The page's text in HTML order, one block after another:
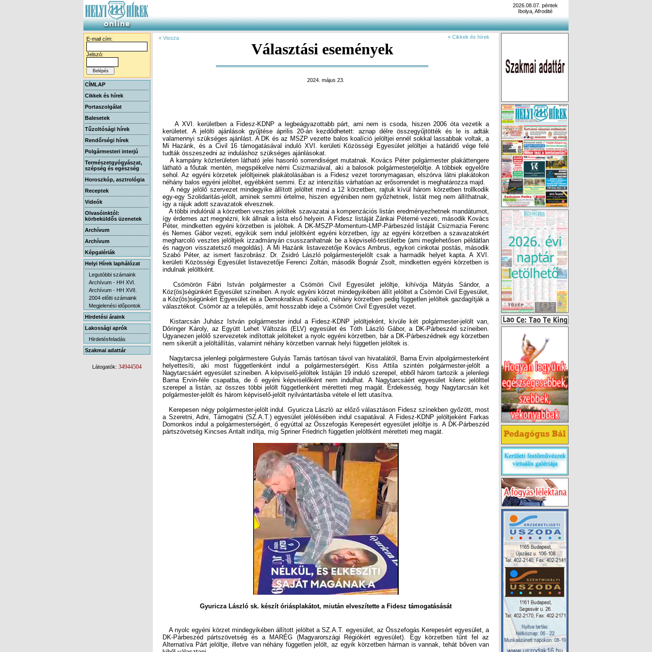
2026.08.07. péntek
Ibolya, Afrodité
E-mail cím:
Jelszó:
CÍMLAP
Cikkek és hírek
Portaszolgálat
Balesetek
Tűzoltósági hírek
Rendőrségi hírek
Polgármesteri interjú
Természetgyógyászat,
szépség és egészség
Horoszkóp, asztrológia
Receptek
Videók
Olvasóinktól:
körbeküldős üzenetek
Archívum
Archívum
Képgalériák
Helyi Hírek laphálózat
Legutóbbi számaink
Archívum - HH XVI.
Archívum - HH XVII.
2004 előtti számaink
Megjelenési időpontok
Hirdetési áraink
Lakossági aprók
Hirdetésfeladás
Szakmai adattár
Látogatók: 34944504
« Vissza
Választási események
« Cikkek és hírek
2024. május 23.
A XVI. kerületben a Fidesz-KDNP a leg­beágyazottabb párt, ami nem is csoda, hiszen 2006 óta vezetik a
kerületet. A jelölti ajánlások gyűjtése április 20-án kezdődhetett: aznap délre összegyűjtötték és le is adták
valamennyi szükséges ajánlást. A DK és az MSZP vezette balos koalíció jelöltjei ennél sokkal lassabbak voltak, a
Mi Hazánk, és a Civil 16 támogatásával induló XVI. kerületi Közösségi Egyesület jelöltjei a határidő vége felé
tudták összeszedni az induláshoz szükséges ajánlásokat.
A kampány közterületen látható jelei hasonló sorrendiséget mutatnak. Kovács Péter polgármester plakáttengere
látható a főutak mentén, megspékelve némi Csizmaziával, aki a balosok polgármesterjelöltje. A többiek egyelőre
sehol. Az egyéni körzetek jelöltjeinek plakátolásában is a Fidesz vezet toronymagasan, elszórva látni plakátokon
néhány balos egyéni jelöltet, egyébként semmi. Ez az intenzitás várhatóan az erősorrendet is meghatározza majd.
A négy jelölő szervezet mindegyike állított jelöltet mind a 12 körzetben, rajtuk kívül három körzetben trollkodik
egy-egy Szolidaritás-jelölt, aminek semmi értelme, hiszen egyéniben nem győzhetnek, listát meg nem állíthatnak,
így a rájuk adott szavazatok elvesznek.
A többi indulónál a körzetben vesztes jelöltek szavazatai a kompenzációs listán eredményezhetnek mandátumot,
így érdemes azt megnézni, kik állnak a lista első helyein. A Fidesz listáját Zánkai Péterné vezeti, második Kovács
Péter, mindketten egyéni körzetben is jelöltek. A DK-MSZP-Momentum-LMP-Párbeszéd listáját Csizmazia Ferenc
és Nemes Gábor vezeti, egyikük sem indul jelöltként egyéni körzetben, így az egyéni körzetben a szavazatokért
megharcoló vesztes jelöltjeik izzadmányán csusszanhatnak be a képviselő-testületbe (ami meglehetősen példátlan
és nagyon visszatetsző megoldás). A Mi Hazánk listavezetője Kovács Ambrus, egykori cinkotai postás, második
Szabó Péter, az ismert faszobrász. Dr. Zsidró László polgármesterjelölt csak a harmadik helyet kapta. A XVI.
kerületi Közösségi Egyesület listavezetője Ferenci Zoltán, második Bognár Zsolt, mindketten egyéni körzetben is
indulnak jelöltként.
Csömörön Fábri István polgármester a Csömöri Civil Egyesület jelöltje, kihívója Mátyás Sándor, a
Köz(ös)ségünkért Egyesület színeiben. A nyolc egyéni körzet mindegyikében állít jelöltet a Csömöri Civil Egyesület,
a Köz(ös)ségünkért Egyesület és a Demokratikus Koalíció, néhány körzetben pedig független jelöltek gazdagítják a
választékot. Csömör az a település, amit hosszabb ideje a Csömöri Civil Egyesület vezet.
Kistarcsán Juhász István polgármester indul a Fidesz-KDNP jelöltjeként, kívüle két polgármester-jelölt van,
Dőringer Károly, az Együtt Lehet Változás (ELV) egyesület és Tóth László Gábor, a DK-Párbeszéd színeiben.
Ugyanezen jelölő szervezetek indítottak jelölteket a nyolc egyéni körzetben, bár a DK-Párbeszédnek egy körzetben
nem sikerült a jelöltállítás, valamint néhány körzetben vannak helyi független jelöltek is.
Nagytarcsa jelenlegi polgármestere Gulyás Tamás tartósan távol van hivatalától, Barna Ervin alpolgármesterként
helyettesíti, aki most függetlenként indul a polgármesterségért. Kiss Attila szintén polgármester-jelölt a
Nagytarcsáért egyesület színeiben. A képviselő-jelöltek listáján 19 induló szerepel, ebből három tartozik a jelenlegi
Barna Ervin-féle csapatba, de ő egyéni képviselőként nem indulhat. A Nagytarcsáért egyesület kilenc jelölttel
szerepel a listán, az összes többi jelölt függetlenként méretteti meg magát. Érdekesség, hogy Nagytarcsán két
polgármester-jelölt és három képviselő-jelölt nyilvántartásba vétele el lett utasítva.
Kerepesen négy polgármester-jelölt indul. Gyuricza László az előző választáson Fidesz színekben győzött, most
a Szeretni, Adni, Támogatni (SZ.A.T.) egyesület jelölésében indul csapatával. A Fidesz-KDNP jelöltjeként Farkas
Domonkos indul a polgármesterségért, ő egyúttal az Összefogás Kerepesért egyesület jelöltje is. A DK-Párbeszéd
pártszövetség Kincses Antalt indítja, míg Spriner Friedrich független jelöltként méretteti meg magát.
Gyuricza László sk. készít óriásplakátot, miután elveszítette a Fidesz támogatásását
A nyolc egyéni körzet mindegyikében állított jelöltet a SZ.A.T. egyesület, az Összefogás Kerepesért egyesület, a
DK-Párbeszéd pártszövetség és a MARÉG (Magyarországi Régiókért egyesület). Egy körzetben tűnt fel az
Alternatíva Párt jelöltje, illetve van néhány független jelölt, az egyik körzetben hárman is vannak, tehát bőven van